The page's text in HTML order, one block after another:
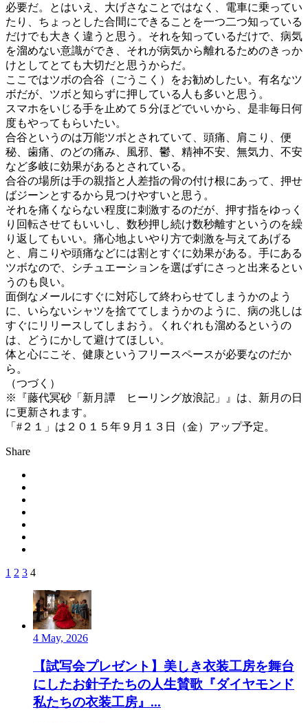
必要だ。とはいえ、大げさなことではなく、電車に乗ってい
たり、ちょっとした合間にできることを一つ二つ知っている
だけでも大きく違うと思う。それを知っているだけで、病気
を溜めない意識ができ、それが病気から離れるためのきっか
けとしてとても大切だと思うからだ。
ここではツボの合谷（ごうこく）をお勧めしたい。有名なツ
ボだが、ツボと知らずに押している人も多いと思う。
スマホをいじる手を止めて５分ほどでいいから、是非毎日何
度もやってもらいたい。
合谷というのは万能ツボとされていて、頭痛、肩こり、便
秘、歯痛、のどの痛み、風邪、鬱、精神不安、無気力、不安
など多岐に効果があるとされている。
合谷の場所は手の親指と人差指の骨の付け根にあって、押せ
ばジーンとするから見つけやすいと思う。
それを痛くならない程度に刺激するのだが、押す指をゆっく
り回転させてもいいし、数秒押し続け数秒離すというのを繰
り返してもいい。痛心地よいやり方で刺激を与えてあげる
と、肩こりや頭痛などには割とすぐに効果がある。手にある
ツボなので、シチュエーションを選ばずにさっと出来るとい
うのも良い。
面倒なメールにすぐに対応して終わらせてしまうかのよう
に、いらないシャツを捨ててしまうかのように、病の兆しは
すぐにリリースしてしまおう。くれぐれも溜めるというの
は、どうにかして避けてほしい。
体と心にこそ、健康というフリースペースが必要なのだか
ら。
（つづく）
※『藤代冥砂「新月譚 ヒーリング放浪記」』は、新月の日
に更新されます。
「#２１」は２０１５年９月１３日（金）アップ予定。
Share
1 2 3 4
4 May, 2026
【試写会プレゼント】美しき衣装工房を舞台
にしたお針子たちの人生賛歌『ダイヤモンド
私たちの衣装工房』...